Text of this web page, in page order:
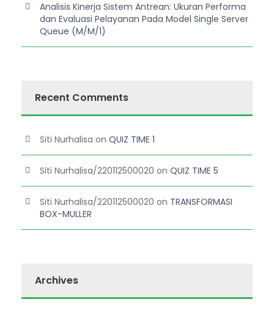
Analisis Kinerja Sistem Antrean: Ukuran Performa
dan Evaluasi Pelayanan Pada Model Single Server
Queue (M/M/1)
Recent Comments
Siti Nurhalisa on QUIZ TIME 1
Siti Nurhalisa/220112500020 on QUIZ TIME 5
Siti Nurhalisa/220112500020 on TRANSFORMASI
BOX-MULLER
Archives